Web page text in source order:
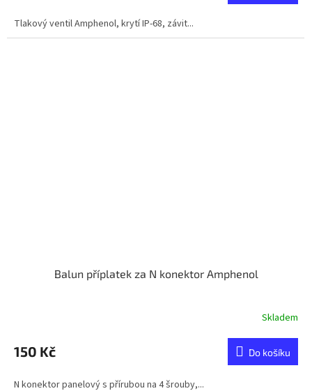
Tlakový ventil Amphenol, krytí IP-68, závit...
Balun příplatek za N konektor Amphenol
Skladem
150 Kč Do košíku
N konektor panelový s přírubou na 4 šrouby,...